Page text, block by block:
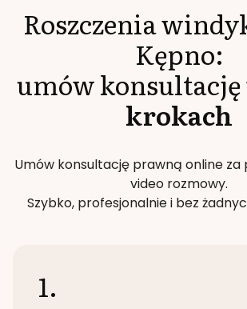
Roszczenia
Kępno:
umów konsultację
krokach
Umów konsultację prawną online
video rozmowy.
Szybko, profesjonalnie i bez
1.